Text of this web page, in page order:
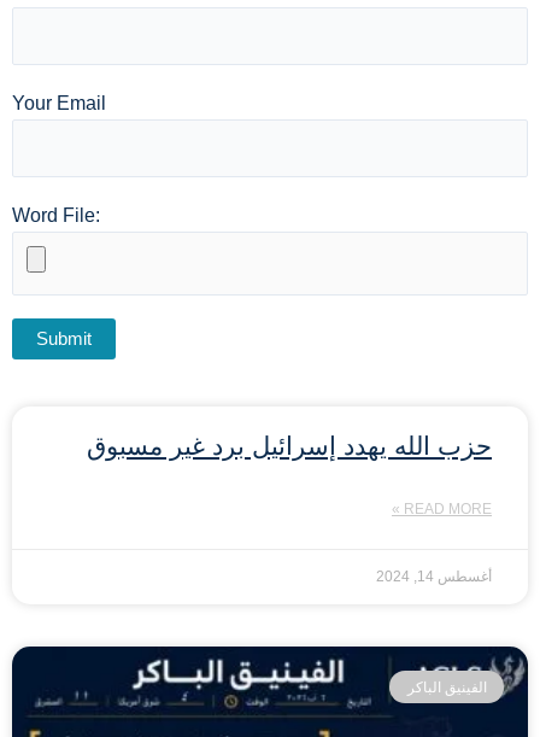
Your Email
Word File:
حزب الله يهدد إسرائيل برد غير مسبوق
READ MORE »
أغسطس 14, 2024
الفينيق الباكر